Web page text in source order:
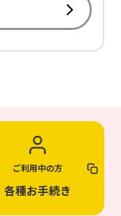
ご利用中の方
各種お手続き